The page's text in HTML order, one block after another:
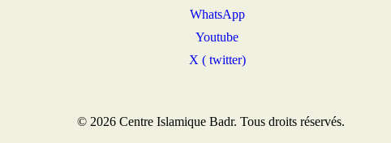
WhatsApp
Youtube
X ( twitter)
© 2026 Centre Islamique Badr. Tous droits réservés.